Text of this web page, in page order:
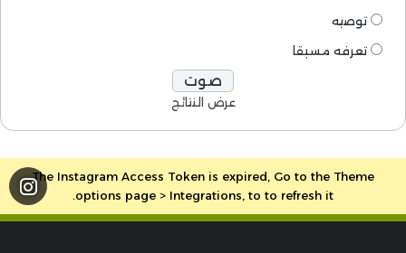
توصيه
تعرفه مسبقا
عرض النتائج
The Instagram Access Token is expired, Go to the Theme
options page > Integrations, to to refresh it.